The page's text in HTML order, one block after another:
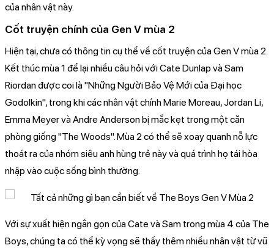
của nhân vật này.
Cốt truyện chính của Gen V mùa 2
Hiện tại, chưa có thông tin cụ thể về cốt truyện của Gen V mùa 2.
Kết thúc mùa 1 để lại nhiều câu hỏi với Cate Dunlap và Sam
Riordan được coi là "Những Người Bảo Vệ Mới của Đại học
Godolkin", trong khi các nhân vật chính Marie Moreau, Jordan Li,
Emma Meyer và Andre Anderson bị mắc kẹt trong một căn
phòng giống "The Woods". Mùa 2 có thể sẽ xoay quanh nỗ lực
thoát ra của nhóm siêu anh hùng trẻ này và quá trình họ tái hòa
nhập vào cuộc sống bình thường.
Với sự xuất hiện ngắn gọn của Cate và Sam trong mùa 4 của The
Boys, chúng ta có thể kỳ vọng sẽ thấy thêm nhiều nhân vật từ vũ